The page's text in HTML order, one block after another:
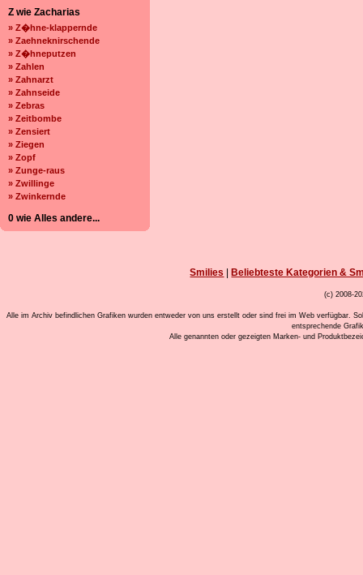
Z wie Zacharias
» Z�hne-klappernde
» Zaehneknirschende
» Z�hneputzen
» Zahlen
» Zahnarzt
» Zahnseide
» Zebras
» Zeitbombe
» Zensiert
» Ziegen
» Zopf
» Zunge-raus
» Zwillinge
» Zwinkernde
0 wie Alles andere...
Smilies Beliebteste Kategorien &
(c) 2008-
Alle im Archiv befindlichen Grafiken wurden entweder von uns erstellt oder sind frei im Web verfügbar.
entsprechende
Alle genannten oder gezeigten Marken- und